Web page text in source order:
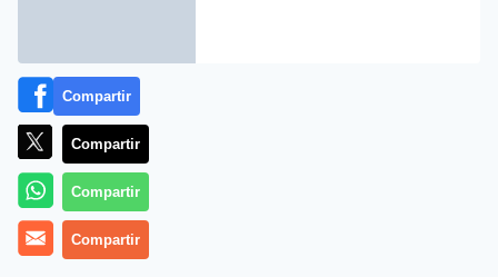
Compartir
Compartir
Compartir
Compartir